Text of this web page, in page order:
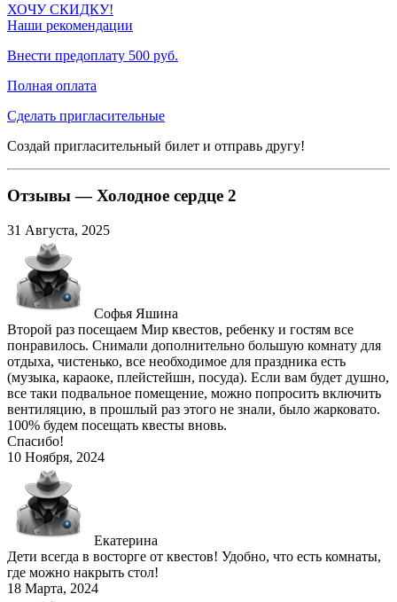
ХОЧУ СКИДКУ!
Наши рекомендации
Внести предоплату 500 руб.
Полная оплата
Сделать пригласительные
Создай пригласительный билет и отправь другу!
Отзывы — Холодное сердце 2
31 Августа, 2025
Софья Яшина
Второй раз посещаем Мир квестов, ребенку и гостям все
понравилось. Снимали дополнительно большую комнату для
отдыха, чистенько, все необходимое для праздника есть
(музыка, караоке, плейстейшн, посуда). Если вам будет душно,
все таки подвальное помещение, можно попросить включить
вентиляцию, в прошлый раз этого не знали, было жарковато.
100% будем посещать квесты вновь.
Спасибо!
10 Ноября, 2024
Екатерина
Дети всегда в восторге от квестов! Удобно, что есть комнаты,
где можно накрыть стол!
18 Марта, 2024